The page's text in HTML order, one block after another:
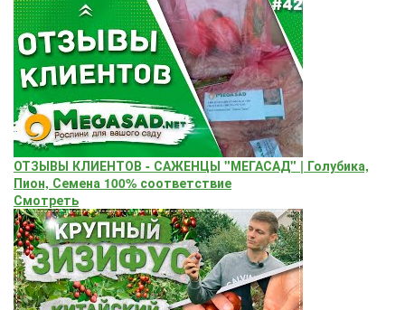
ОТЗЫВЫ КЛИЕНТОВ - САЖЕНЦЫ "МЕГАСАД" | Голубика,
Пион, Семена 100% соответствие
Смотреть